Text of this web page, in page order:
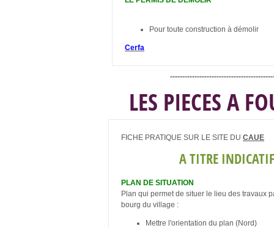
Pour toute construction à démolir
Cerfa
LES PIECES A
FICHE PRATIQUE SUR LE SITE DU CAUE
A TITRE INDICATIF
PLAN DE SITUATION
Plan qui permet de situer le lieu des travaux
bourg du village :
Mettre l'orientation du plan (Nord)